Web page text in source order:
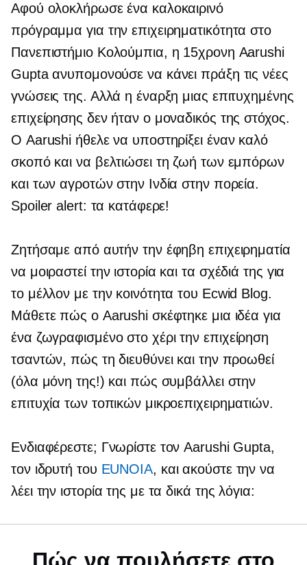
Αφού ολοκλήρωσε ένα καλοκαιρινό
πρόγραμμα για την επιχειρηματικότητα στο
Πανεπιστήμιο Κολούμπια, η 15χρονη Aarushi
Gupta ανυπομονούσε να κάνει πράξη τις νέες
γνώσεις της. Αλλά η έναρξη μιας επιτυχημένης
επιχείρησης δεν ήταν ο μοναδικός της στόχος.
Ο Aarushi ήθελε να υποστηρίξει έναν καλό
σκοπό και να βελτιώσει τη ζωή των εμπόρων
και των αγροτών στην Ινδία στην πορεία.
Spoiler alert: τα κατάφερε!
Ζητήσαμε από αυτήν την έφηβη επιχειρηματία
να μοιραστεί την ιστορία και τα σχέδιά της για
το μέλλον με την κοινότητα του Ecwid Blog.
Μάθετε πώς ο Aarushi σκέφτηκε μια ιδέα για
ένα ζωγραφισμένο στο χέριτην επιχείρηση
τσαντών, πώς τη διευθύνει και την προωθεί
(όλα μόνη της!) και πώς συμβάλλει στην
επιτυχία των τοπικών μικροεπιχειρηματιών.
Ενδιαφέρεστε; Γνωρίστε τον Aarushi Gupta,
τον ιδρυτή του EUNOIA, και ακούστε την να
λέει την ιστορία της με τα δικά της λόγια: